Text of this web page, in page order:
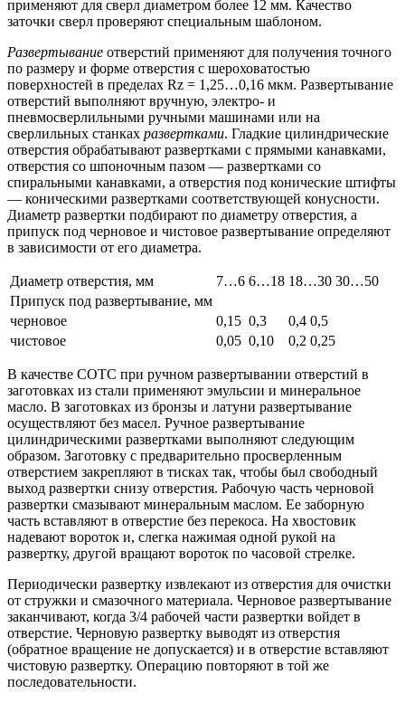
применяют для сверл диаметром более 12 мм. Качество
заточки сверл проверяют специальным шаблоном.
Развертывание отверстий применяют для получения точного
по размеру и форме отверстия с шероховатостью
поверхностей в пределах Rz = 1,25…0,16 мкм. Развертывание
отверстий выполняют вручную, электро- и
пневмосверлильными ручными машинами или на
сверлильных станках развертками. Гладкие цилиндрические
отверстия обрабатывают развертками с прямыми канавками,
отверстия со шпоночным пазом — развертками со
спиральными канавками, а отверстия под конические штифты
— коническими развертками соответствующей конусности.
Диаметр развертки подбирают по диаметру отверстия, а
припуск под черновое и чистовое развертывание определяют
в зависимости от его диаметра.
Диаметр отверстия, мм 7…6 6…18 18…30 30…50
Припуск под развертывание, мм
черновое
0,15 0,3
0,4 0,5
чистовое
0,05 0,10 0,2 0,25
В качестве СОТС при ручном развертывании отверстий в
заготовках из стали применяют эмульсии и минеральное
масло. В заготовках из бронзы и латуни развертывание
осуществляют без масел. Ручное развертывание
цилиндрическими развертками выполняют следующим
образом. Заготовку с предварительно просверленным
отверстием закрепляют в тисках так, чтобы был свободный
выход развертки снизу отверстия. Рабочую часть черновой
развертки смазывают минеральным маслом. Ее заборную
часть вставляют в отверстие без перекоса. На хвостовик
надевают вороток и, слегка нажимая одной рукой на
развертку, другой вращают вороток по часовой стрелке.
Периодически развертку извлекают из отверстия для очистки
от стружки и смазочного материала. Черновое развертывание
заканчивают, когда 3/4 рабочей части развертки войдет в
отверстие. Черновую развертку выводят из отверстия
(обратное вращение не допускается) и в отверстие вставляют
чистовую развертку. Операцию повторяют в той же
последовательности.